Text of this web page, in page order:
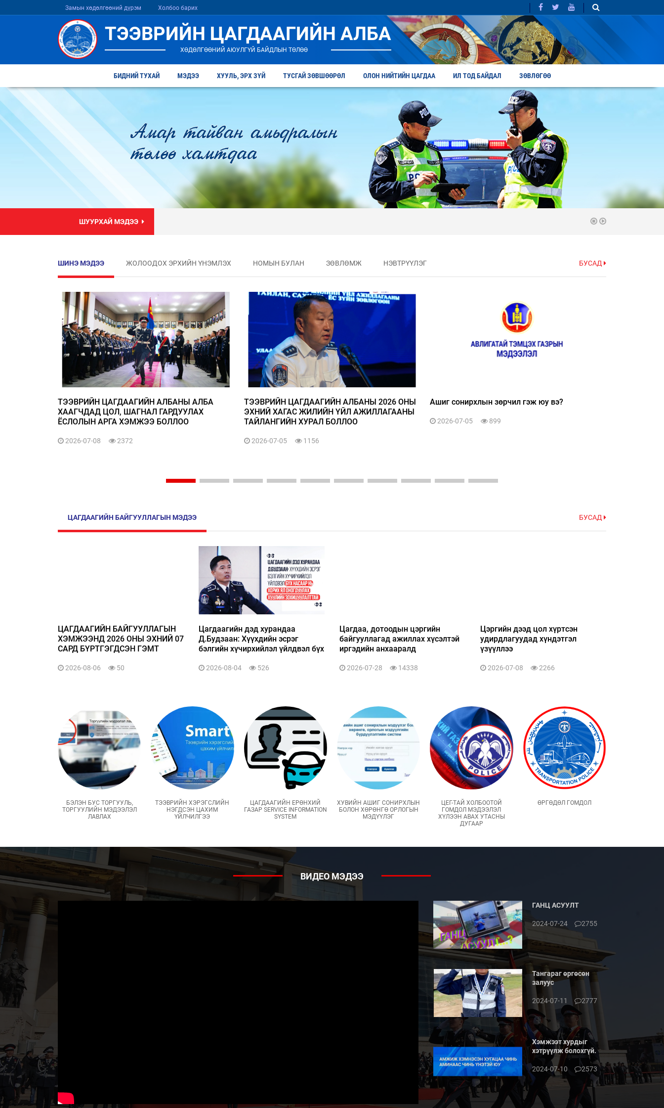
Замын хөдөлгөөний дүрэм Холбоо барих
ТЭЭВРИЙН ЦАГДААГИЙН АЛБА
ХӨДӨЛГӨӨНИЙ АЮУЛГҮЙ БАЙДЛЫН ТӨЛӨӨ
БИДНИЙ ТУХАЙ МЭДЭЭ ХУУЛЬ, ЭРХ ЗҮЙ ТУСГАЙ ЗӨВШӨӨРӨЛ ОЛОН НИЙТИЙН ЦАГДАА ИЛ ТОД БАЙДАЛ ЗӨВЛӨГӨӨ
ШУУРХАЙ МЭДЭЭ
ШИНЭ МЭДЭЭ ЖОЛООДОХ ЭРХИЙН ҮНЭМЛЭХ НОМЫН БУЛАН ЗӨВЛӨМЖ НЭВТРҮҮЛЭГ БУСАД
ТЭЭВРИЙН ЦАГДААГИЙН АЛБАНЫ АЛБА
ХААГЧДАД ЦОЛ, ШАГНАЛ ГАРДУУЛАХ
ЁСЛОЛЫН АРГА ХЭМЖЭЭ БОЛЛОО
2026-07-08 2372
ТЭЭВРИЙН ЦАГДААГИЙН АЛБАНЫ 2026 ОНЫ
ЭХНИЙ ХАГАС ЖИЛИЙН ҮЙЛ АЖИЛЛАГААНЫ
ТАЙЛАНГИЙН ХУРАЛ БОЛЛОО
2026-07-05 1156
Ашиг сонирхлын зөрчил гэж юу вэ?
2026-07-05 899
ЦАГДААГИЙН БАЙГУУЛЛАГЫН МЭДЭЭ БУСАД
ЦАГДААГИЙН БАЙГУУЛЛАГЫН
ХЭМЖЭЭНД 2026 ОНЫ ЭХНИЙ 07
САРД БҮРТГЭГДСЭН ГЭМТ
2026-08-06 50
Цагдаагийн дэд хурандаа
Д.Будзаан: Хүүхдийн эсрэг
бэлгийн хүчирхийлэл үйлдвэл бүх
хуулийн зохицуулалттай
2026-08-04 526
Цагдаа, дотоодын цэргийн
байгууллагад ажиллах хүсэлтэй
иргэдийн анхааралд
2026-07-28 14338
Цэргийн дээд цол хүртсэн
удирдлагуудад хүндэтгэл
үзүүллээ
2026-07-08 2266
БЭЛЭН БУС ТОРГУУЛЬ,
ТОРГУУЛИЙН МЭДЭЭЛЭЛ
ЛАВЛАХ
ТЭЭВРИЙН ХЭРЭГСЛИЙН
НЭГДСЭН ЦАХИМ
ҮЙЛЧИЛГЭЭ
ЦАГДААГИЙН ЕРӨНХИЙ
ГАЗАР SERVICE INFORMATION
SYSTEM
ХУВИЙН АШИГ СОНИРХЛЫН
БОЛОН ХӨРӨНГӨ ОРЛОГЫН
МЭДҮҮЛЭГ
ЦЕГ-ТАЙ ХОЛБООТОЙ
ГОМДОЛ МЭДЭЭЛЭЛ
ХҮЛЭЭН АВАХ УТАСНЫ
ДУГААР
ӨРГӨДӨЛ ГОМДОЛ
ВИДЕО МЭДЭЭ
ГАНЦ АСУУЛТ
2024-07-24 2755
Тангараг өргөсөн
залуус
2024-07-11 2777
Хэмжээт хурдыг
хэтрүүлж болохгүй.
2024-07-10 2573